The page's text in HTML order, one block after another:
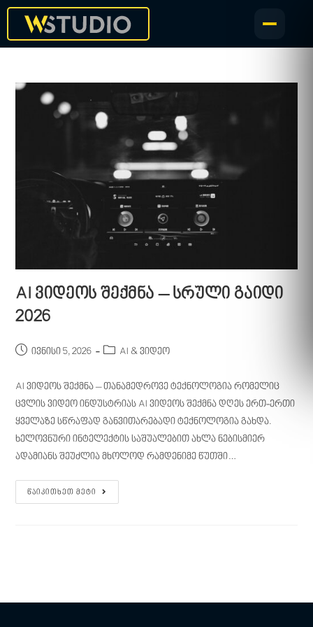
AI ვიდეოს შექმნა – სრული გაიდი
2026
ივნისი 5, 2026 AI & ვიდეო
AI ვიდეოს შექმნა – თანამედროვე ტექნოლოგია რომელიც
ცვლის ვიდეო ინდუსტრიას AI ვიდეოს შექმნა დღეს ერთ-ერთი
ყველაზე სწრაფად განვითარებადი ტექნოლოგია გახდა.
ხელოვნური ინტელექტის საშუალებით ახლა ნებისმიერ
ადამიანს შეუძლია მხოლოდ რამდენიმე წუთში…
Წაიკითხეთ Მეტი